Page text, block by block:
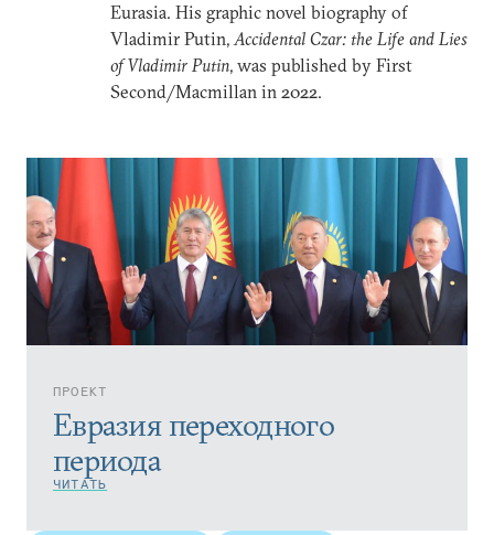
ПРОЕКТ
Евразия переходного
периода
ЧИТАТЬ
Eurasia. His graphic novel biography of
Vladimir Putin,Accidental Czar: the Life and Lies
of Vladimir Putin, was published by First
Second/Macmillan in 2022.